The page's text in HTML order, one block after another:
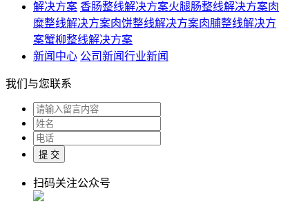
解决方案 香肠整线解决方案火腿肠整线解决方案肉
糜整线解决方案肉饼整线解决方案肉脯整线解决方
案蟹柳整线解决方案
新闻中心 公司新闻行业新闻
我们与您联系
扫码关注公众号